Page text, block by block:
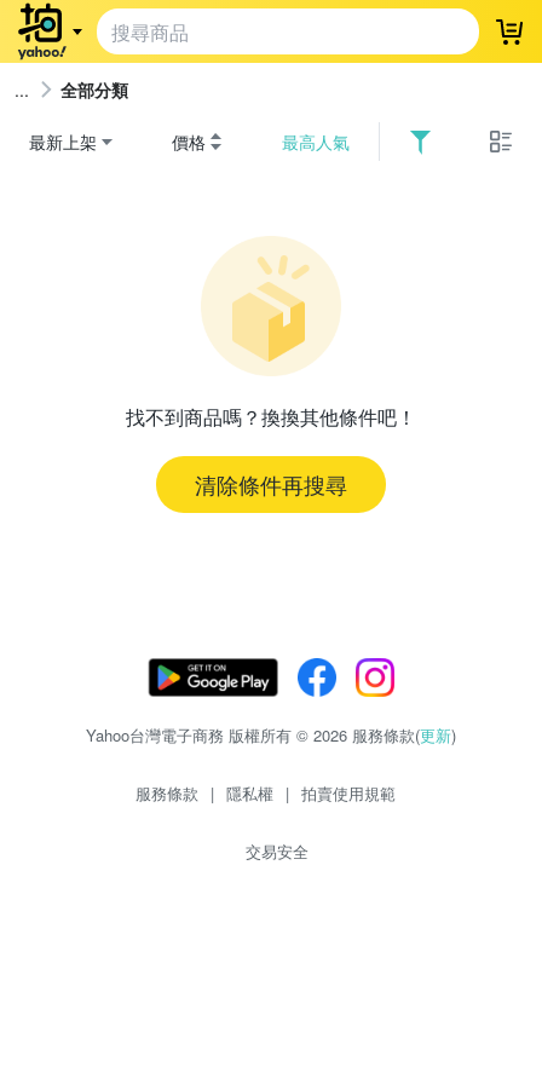
登
全部分類
最新上架 價格 最高人氣
找不到商品嗎？換換其他條件吧！
清除條件再搜尋
Yahoo台灣電子商務 版權所有 © 2026 服務條款(更新)
服務條款 | 隱私權 | 拍賣使用規範
交易安全